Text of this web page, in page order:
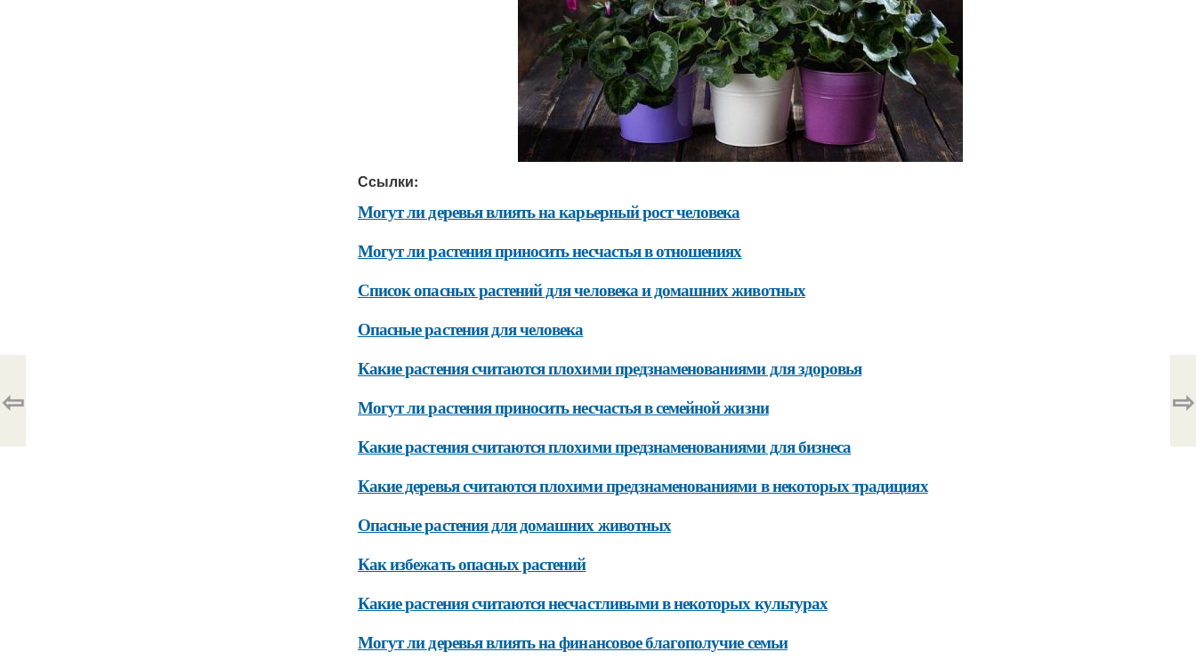
Ссылки:
Могут ли деревья влиять на карьерный рост человека
Могут ли растения приносить несчастья в отношениях
Список опасных растений для человека и домашних животных
Опасные растения для человека
Какие растения считаются плохими предзнаменованиями для здоровья
Могут ли растения приносить несчастья в семейной жизни
Какие растения считаются плохими предзнаменованиями для бизнеса
Какие деревья считаются плохими предзнаменованиями в некоторых традициях
Опасные растения для домашних животных
Как избежать опасных растений
Какие растения считаются несчастливыми в некоторых культурах
Могут ли деревья влиять на финансовое благополучие семьи
⇦ ⇨